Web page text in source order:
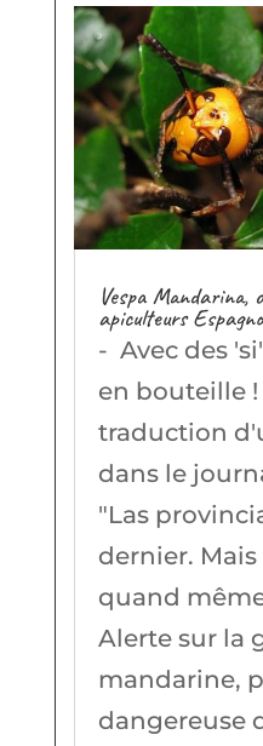
Vespa Mandarina,
apiculteurs
- Avec des
en bouteille !
traduction
dans le
"Las
dernier.
quand
Alerte sur la
mandarine,
dangereuse